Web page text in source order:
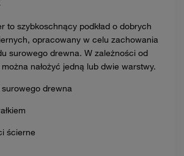
to szybkoschnący podkład o dobrych
opracowany w celu zachowania
surowego drewna. W zależności od
nałożyć jedną lub dwie warstwy.
drewna
ścierne